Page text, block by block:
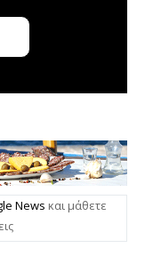
News και μάθετε